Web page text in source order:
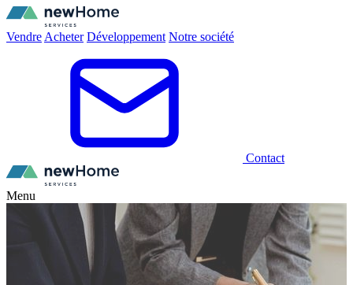
Vendre Acheter Développement Notre société
Contact
Menu